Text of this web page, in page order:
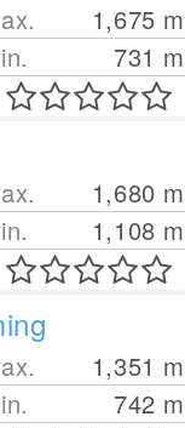
1,675 m
731 m
1,680 m
1,108 m
1,351 m
742 m